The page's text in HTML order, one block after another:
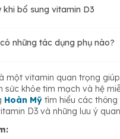
giúp kiểm soát cân nặng
D3 từ ánh nắng mặt trời
phẩm chức năng
khi bổ sung vitamin D3
những tác dụng phụ nào?
một vitamin quan trọng
sức khỏe tim mạch và hệ
Hoàn Mỹ tìm hiểu các
D3 và những lưu ý